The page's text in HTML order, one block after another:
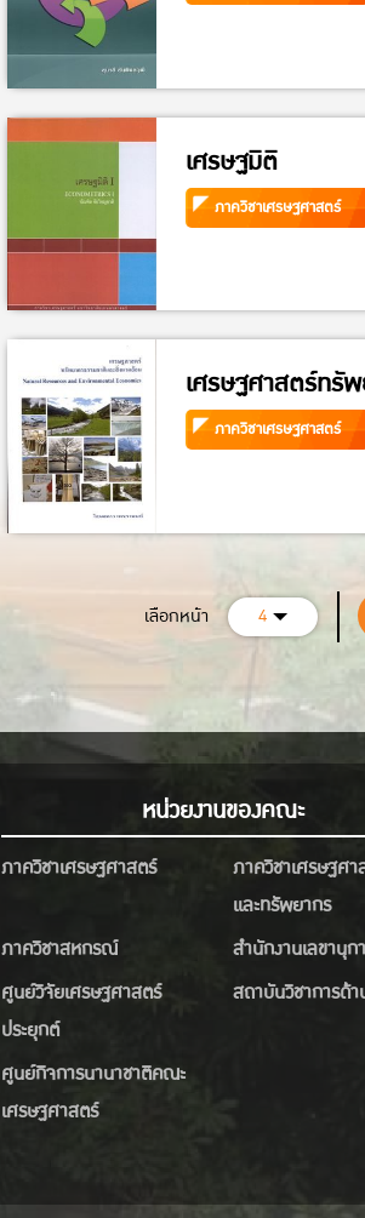
เศรษฐมิติ
ภาควิชาเศรษฐศาสตร์
เศรษฐศาสตร์ทรั
ภาควิชาเศรษฐศาสตร์
เลือกหน้า 4
หน่วยงานของคณะ
ภาควิชาเศรษฐศาสตร์
ภาควิชาเศรษฐศา
และทรัพยากร
ภาควิชาสหกรณ์
สำนักงานเลขานุก
ศูนย์วิจัยเศรษฐศาสตร์
ประยุกต์
สถาบันวิชาการด้
ศูนย์กิจการนานาชาติคณะ
เศรษฐศาสตร์